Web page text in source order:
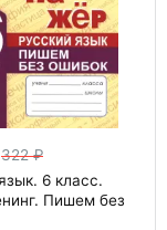
322
6 класс.
Пишем без